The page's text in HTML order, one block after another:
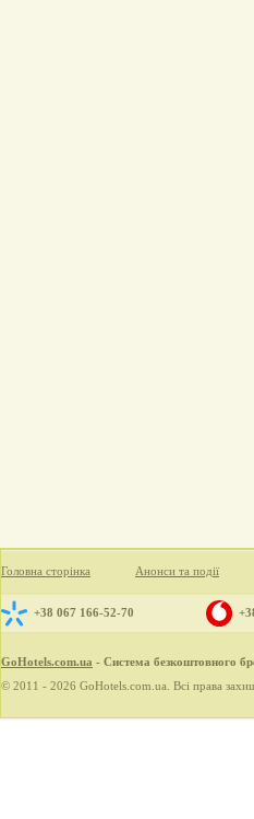
Головна сторінка Анонси та події
+38 067 166-52-70
GoHotels.com.ua - Система безкоштовного
© 2011 - 2026 GoHotels.com.ua. Всі права